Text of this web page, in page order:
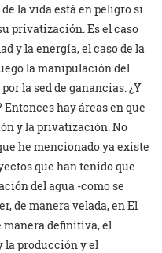
la vida está en peligro si
privatización. Es el caso
y la energía, el caso de la
la manipulación del
la sed de ganancias. ¿Y
hay áreas en que
y la privatización. No
he mencionado ya existe
que han tenido que
del agua -como se
de manera velada, en El
manera definitiva, el
la producción y el